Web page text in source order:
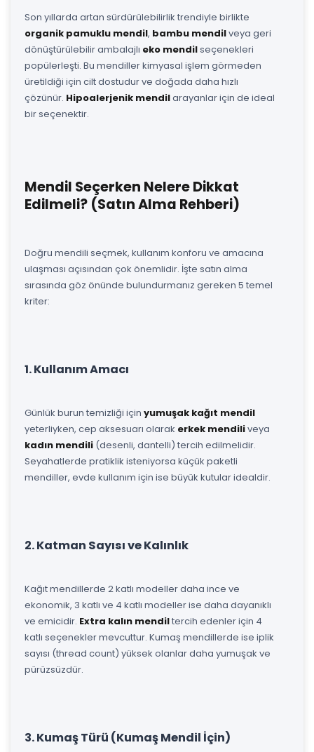
Son yıllarda artan sürdürülebilirlik trendiyle birlikte
organik pamuklu mendil, bambu mendilveya geri
dönüştürülebilir ambalajlı eko mendilseçenekleri
popülerleşti. Bu mendiller kimyasal işlem görmeden
üretildiği için cilt dostudur ve doğada daha hızlı
çözünür. Hipoalerjenik mendilarayanlar için de ideal
bir seçenektir.
Mendil Seçerken Nelere Dikkat
Edilmeli? (Satın Alma Rehberi)
Doğru mendili seçmek, kullanım konforu ve amacına
ulaşması açısından çok önemlidir. İşte satın alma
sırasında göz önünde bulundurmanız gereken 5 temel
kriter:
1. Kullanım Amacı
Günlük burun temizliği için yumuşak kağıt mendil
yeterliyken, cep aksesuarı olarak erkek mendiliveya
kadın mendili (desenli, dantelli) tercih edilmelidir.
Seyahatlerde pratiklik isteniyorsa küçük paketli
mendiller, evde kullanım için ise büyük kutular idealdir.
2. Katman Sayısı ve Kalınlık
Kağıt mendillerde 2 katlı modeller daha ince ve
ekonomik, 3 katlı ve 4 katlı modeller ise daha dayanıklı
ve emicidir. Extra kalın mendiltercih edenler için 4
katlı seçenekler mevcuttur. Kumaş mendillerde ise iplik
sayısı (thread count) yüksek olanlar daha yumuşak ve
pürüzsüzdür.
3. Kumaş Türü (Kumaş Mendil İçin)